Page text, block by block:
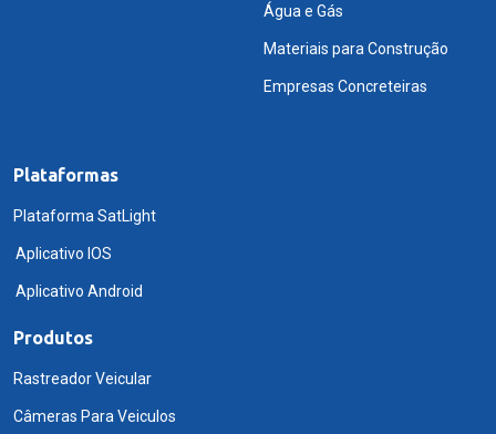
Água e Gás
Materiais para Construção
Empresas Concreteiras
Plataformas
Plataforma SatLight
Aplicativo IOS
Aplicativo Android
Produtos
Rastreador Veicular
Câmeras Para Veiculos